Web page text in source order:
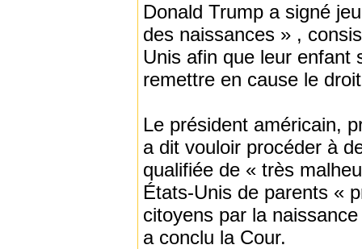
Donald Trump a signé
des naissances » ,
Unis afin que leur enfant
remettre en cause le
Le président américain,
a dit vouloir procéder à
qualifiée de « très
États-Unis de parents «
citoyens par la
a conclu la Cour.